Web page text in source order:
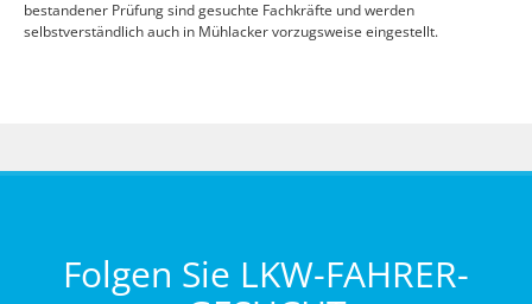
bestandener Prüfung sind gesuchte Fachkräfte und werden
selbstverständlich auch in Mühlacker vorzugsweise eingestellt.
Folgen Sie LKW-FAHRER-